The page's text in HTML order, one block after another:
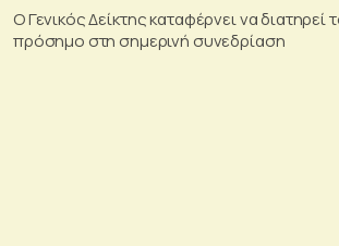
O Γενικός Δείκτης καταφέρνει να διατηρεί
πρόσημο στη σημερινή συνεδρίαση